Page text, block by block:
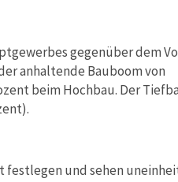
gegenüber dem
anhaltende Bauboom von
beim Hochbau. Der
festlegen und sehen